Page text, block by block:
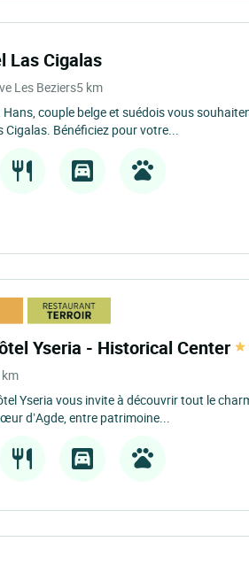
Las Cigalas
Les Beziers5 km
couple belge et suédois vous
Cigalas. Bénéficiez pour votre...
Yseria - Historical Center
Yseria vous invite à découvrir tout le
d’Agde, entre patrimoine...